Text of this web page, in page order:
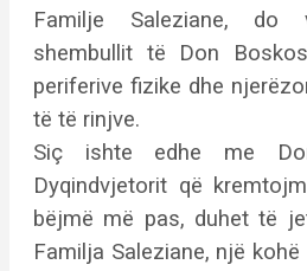
Familje Saleziane, do
shembullit të Don
periferive fizike dhe
të të rinjve.
Siç ishte edhe me
Dyqindvjetorit që
bëjmë më pas, duhet të
Familja Saleziane, një